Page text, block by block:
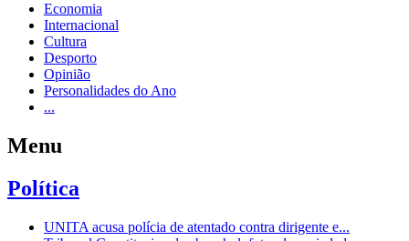
Economia
Internacional
Cultura
Desporto
Opinião
Personalidades do Ano
...
Menu
Política
UNITA acusa polícia de atentado contra dirigente e...